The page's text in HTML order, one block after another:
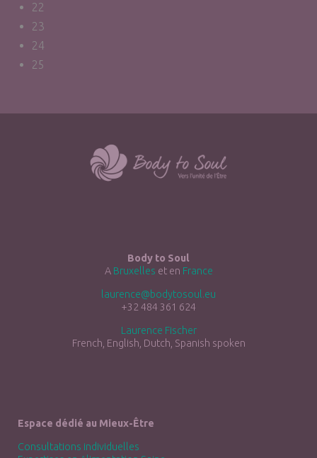
22
23
24
25
Body to Soul
A Bruxelles et en France
laurence@bodytosoul.eu
+32 484 361 624
Laurence Fischer
French, English, Dutch, Spanish spoken
Espace dédié au Mieux-Être
Consultations individuelles